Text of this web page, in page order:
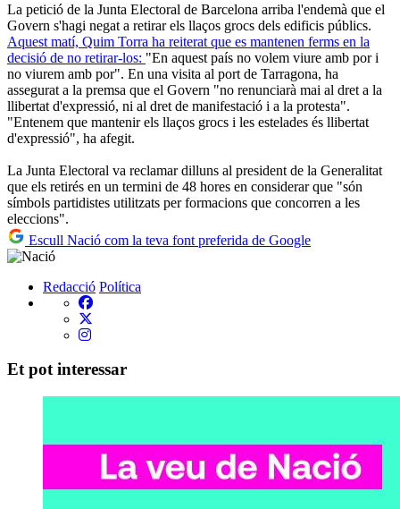
La petició de la Junta Electoral de Barcelona arriba l'endemà que el
Govern s'hagi negat a retirar els llaços grocs dels edificis públics.
Aquest matí, Quim Torra ha reiterat que es mantenen ferms en la
decisió de no retirar-los: "En aquest país no volem viure amb por i
no viurem amb por". En una visita al port de Tarragona, ha
assegurat a la premsa que el Govern "no renunciarà mai al dret a la
llibertat d'expressió, ni al dret de manifestació i a la protesta".
"Entenem que mantenir els llaços grocs i les estelades és llibertat
d'expressió", ha afegit.
La Junta Electoral va reclamar dilluns al president de la Generalitat
que els retirés en un termini de 48 hores en considerar que "són
símbols partidistes utilitzats per formacions que concorren a les
eleccions".
Escull Nació com la teva font preferida de Google
Redacció Política
Et pot interessar